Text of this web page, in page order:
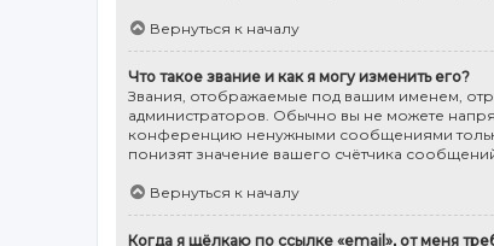
Вернуться к началу
Что такое звание и как я могу изменить его?
Звания, отображаемые под вашим именем,
администраторов. Обычно вы не можете
конференцию ненужными сообщениями
понизят значение вашего счётчика
Вернуться к началу
Когда я щёлкаю по ссылке «email», от меня